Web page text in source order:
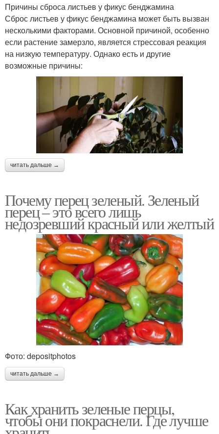
Причины сброса листьев у фикус бенджамина
Сброс листьев у фикус бенджамина может быть вызван
несколькими факторами. Основной причиной, особенно
если растение замерзло, является стрессовая реакция
на низкую температуру. Однако есть и другие
возможные причины:
читать дальше →
Почему перец зеленый. Зеленый
перец – это всего лишь
недозревший красный или желтый
Фото: depositphotos
читать дальше →
Как хранить зеленые перцы,
чтобы они покраснели. Где лучше